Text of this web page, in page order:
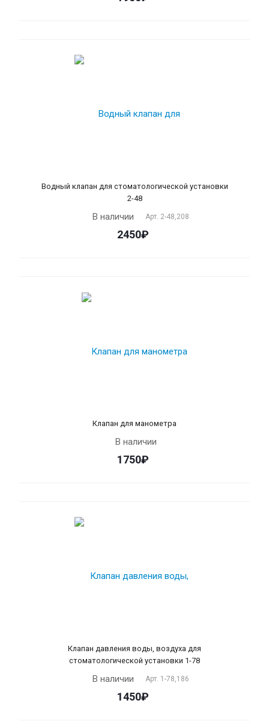
Водный клапан для стоматологической установки
2-48
В наличии Арт. 2-48,208
2450₽
Клапан для манометра
В наличии
1750₽
Клапан давления воды, воздуха для
стоматологической установки 1-78
В наличии Арт. 1-78,186
1450₽